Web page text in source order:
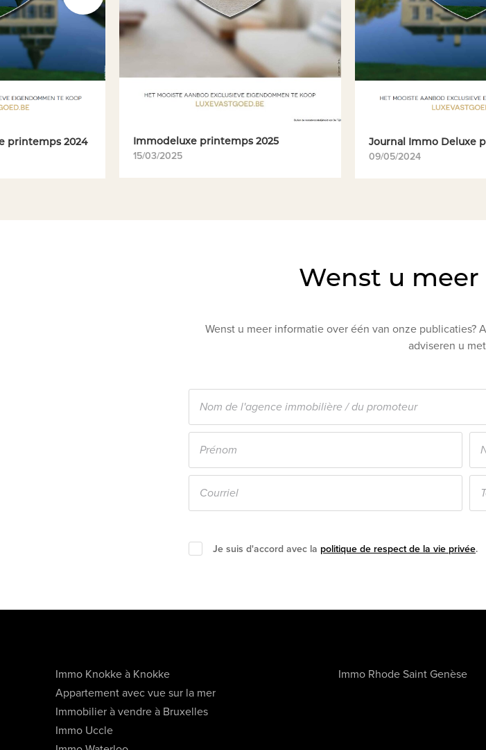
printemps 2024 Immodeluxe printemps 2025
15/03/2025
Journal Immo Deluxe
09/05/2024
Wenst u
Wenst u meer informatie over één van onze publicaties?
adviseren u
Je suis d'accord avec la politique de respect de la vie privée.
Immo Knokke à Knokke
Appartement avec vue sur la mer
Immobilier à vendre à Bruxelles
Immo Uccle
Immo Rhode Saint Genèse